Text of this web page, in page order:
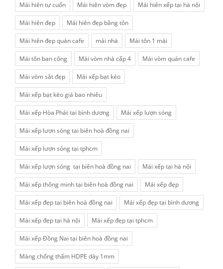
Mái hiên tự cuốn Mái hiên vòm đẹp Mái hiên xếp tại hà nội
Mái hiên đẹp Mái hiên đẹp bằng tôn
Mái hiên đẹp quán cafe mái nhà Mái tôn 1 mái
Mái tôn ban công Mái vòm nhà cấp 4 Mái vòm quán cafe
Mái vòm sắt đẹp Mái xếp bạt kéo
Mái xếp bạt kéo giá bao nhiêu
Mái xếp Hòa Phát tại bình dương Mái xếp lượn sóng
Mái xếp lượn sóng tại biên hoà đồng nai
Mái xếp lượn sóng tại tphcm
Mái xếp lượn sóng tại biên hoà đồng nai Mái xếp tại hà nội
Mái xếp thông minh tại biên hoà đồng nai Mái xếp đẹp
Mái xếp đẹp tại biên hoà đồng nai Mái xếp đẹp tại bình dương
Mái xếp đẹp tại hà nội Mái xếp đẹp tại tphcm
Mái xếp Đồng Nai tại biên hoà đồng nai
Màng chống thấm HDPE dày 1mm